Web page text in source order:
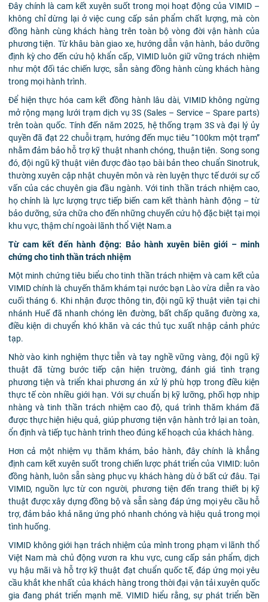
Đây chính là cam kết xuyên suốt trong mọi hoạt động của VIMID –
không chỉ dừng lại ở việc cung cấp sản phẩm chất lượng, mà còn
đồng hành cùng khách hàng trên toàn bộ vòng đời vận hành của
phương tiện. Từ khâu bàn giao xe, hướng dẫn vận hành, bảo dưỡng
định kỳ cho đến cứu hộ khẩn cấp, VIMID luôn giữ vững trách nhiệm
như một đối tác chiến lược, sẵn sàng đồng hành cùng khách hàng
trong mọi hành trình.
Để hiện thực hóa cam kết đồng hành lâu dài, VIMID không ngừng
mở rộng mạng lưới trạm dịch vụ 3S (Sales – Service – Spare parts)
trên toàn quốc. Tính đến năm 2025, hệ thống trạm 3S và đại lý ủy
quyền đã đạt 22 chuỗi trạm, hướng đến mục tiêu “100km một trạm”
nhằm đảm bảo hỗ trợ kỹ thuật nhanh chóng, thuận tiện. Song song
đó, đội ngũ kỹ thuật viên được đào tạo bài bản theo chuẩn Sinotruk,
thường xuyên cập nhật chuyên môn và rèn luyện thực tế dưới sự cố
vấn của các chuyên gia đầu ngành. Với tinh thần trách nhiệm cao,
họ chính là lực lượng trực tiếp biến cam kết thành hành động – từ
bảo dưỡng, sửa chữa cho đến những chuyến cứu hộ đặc biệt tại mọi
khu vực, thậm chí ngoài lãnh thổ Việt Nam.a
Từ cam kết đến hành động: Bảo hành xuyên biên giới – minh
chứng cho tinh thần trách nhiệm
Một minh chứng tiêu biểu cho tinh thần trách nhiệm và cam kết của
VIMID chính là chuyến thăm khám tại nước bạn Lào vừa diễn ra vào
cuối tháng 6. Khi nhận được thông tin, đội ngũ kỹ thuật viên tại chi
nhánh Huế đã nhanh chóng lên đường, bất chấp quãng đường xa,
điều kiện di chuyển khó khăn và các thủ tục xuất nhập cảnh phức
tạp.
Nhờ vào kinh nghiệm thực tiễn và tay nghề vững vàng, đội ngũ kỹ
thuật đã từng bước tiếp cận hiện trường, đánh giá tình trạng
phương tiện và triển khai phương án xử lý phù hợp trong điều kiện
thực tế còn nhiều giới hạn. Với sự chuẩn bị kỹ lưỡng, phối hợp nhịp
nhàng và tinh thần trách nhiệm cao độ, quá trình thăm khám đã
được thực hiện hiệu quả, giúp phương tiện vận hành trở lại an toàn,
ổn định và tiếp tục hành trình theo đúng kế hoạch của khách hàng.
Hơn cả một nhiệm vụ thăm khám, bảo hành, đây chính là khẳng
định cam kết xuyên suốt trong chiến lược phát triển của VIMID: luôn
đồng hành, luôn sẵn sàng phục vụ khách hàng dù ở bất cứ đâu. Tại
VIMID, nguồn lực từ con người, phương tiện đến trang thiết bị kỹ
thuật được xây dựng đồng bộ và sẵn sàng đáp ứng mọi yêu cầu hỗ
trợ, đảm bảo khả năng ứng phó nhanh chóng và hiệu quả trong mọi
tình huống.
VIMID không giới hạn trách nhiệm của mình trong phạm vi lãnh thổ
Việt Nam mà chủ động vươn ra khu vực, cung cấp sản phẩm, dịch
vụ hậu mãi và hỗ trợ kỹ thuật đạt chuẩn quốc tế, đáp ứng mọi yêu
cầu khắt khe nhất của khách hàng trong thời đại vận tải xuyên quốc
gia đang phát triển mạnh mẽ. VIMID hiểu rằng, sự phát triển bền